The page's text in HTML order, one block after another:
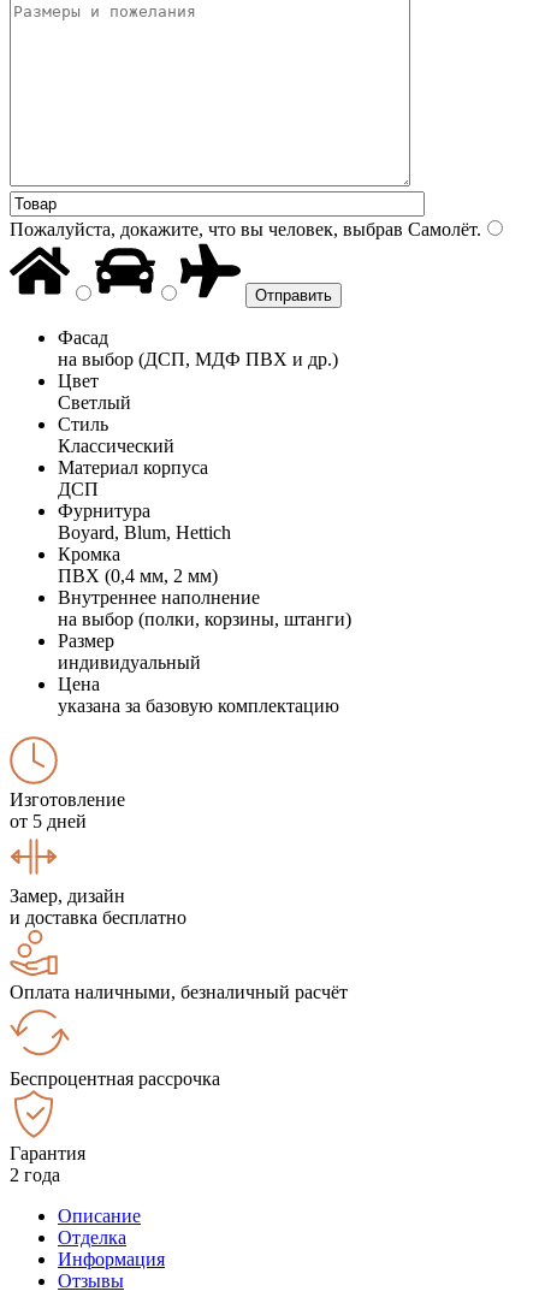
Пожалуйста, докажите, что вы человек, выбрав Самолёт.
Фасад
на выбор (ДСП, МДФ ПВХ и др.)
Цвет
Светлый
Стиль
Классический
Материал корпуса
ДСП
Фурнитура
Boyard, Blum, Hettich
Кромка
ПВХ (0,4 мм, 2 мм)
Внутреннее наполнение
на выбор (полки, корзины, штанги)
Размер
индивидуальный
Цена
указана за базовую комплектацию
Изготовление
от 5 дней
Замер, дизайн
и доставка бесплатно
Оплата наличными, безналичный расчёт
Беспроцентная рассрочка
Гарантия
2 года
Описание
Отделка
Информация
Отзывы